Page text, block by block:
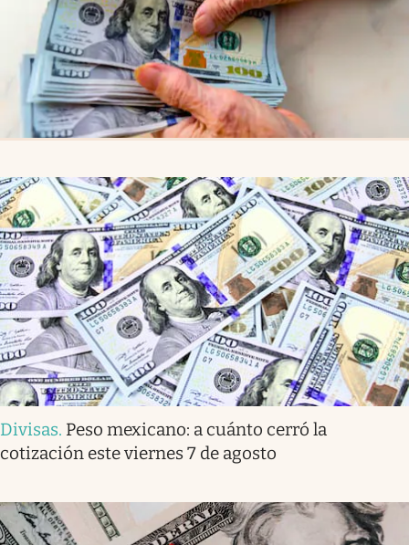
Divisas. Peso mexicano: a cuánto cerró la
cotización este viernes 7 de agosto